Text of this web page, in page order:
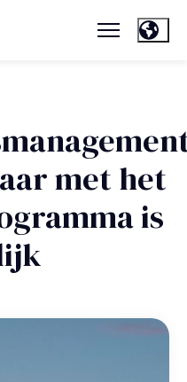
met het
is